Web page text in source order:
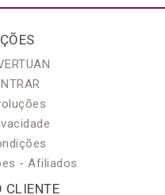
- Afiliados
CLIENTE